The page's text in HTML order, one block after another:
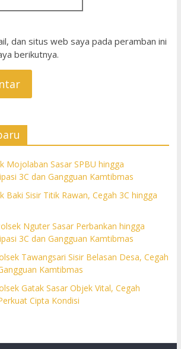
dan situs web saya pada peramban ini
berikutnya.
Mojolaban Sasar SPBU hingga
3C dan Gangguan Kamtibmas
Baki Sisir Titik Rawan, Cegah 3C hingga
Nguter Sasar Perbankan hingga
3C dan Gangguan Kamtibmas
Tawangsari Sisir Belasan Desa, Cegah
Kamtibmas
Gatak Sasar Objek Vital, Cegah
Cipta Kondisi